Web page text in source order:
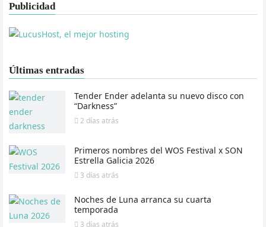
Publicidad
Últimas entradas
Tender Ender adelanta su nuevo disco con
“Darkness”
2 días atrás
Primeros nombres del WOS Festival x SON
Estrella Galicia 2026
3 días atrás
Noches de Luna arranca su cuarta
temporada
3 días atrás